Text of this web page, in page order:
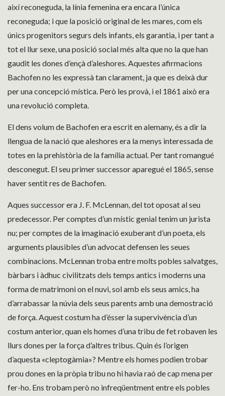
així reconeguda, la línia femenina era encara l’única
reconeguda; i que la posició original de les mares, com els
únics progenitors segurs dels infants, els garantia, i per tant a
tot el llur sexe, una posició social més alta que no la que han
gaudit les dones d’ençà d’aleshores. Aquestes afirmacions
Bachofen no les expressà tan clarament, ja que es deixà dur
per una concepció mística. Però les provà, i el 1861 això era
una revolució completa.
El dens volum de Bachofen era escrit en alemany, és a dir la
llengua de la nació que aleshores era la menys interessada de
totes en la prehistòria de la família actual. Per tant romangué
desconegut. El seu primer successor aparegué el 1865, sense
haver sentit res de Bachofen.
Aques successor era J. F. McLennan, del tot oposat al seu
predecessor. Per comptes d’un místic genial tenim un jurista
nu; per comptes de la imaginació exuberant d’un poeta, els
arguments plausibles d’un advocat defensen les seues
combinacions. McLennan troba entre molts pobles salvatges,
bàrbars i àdhuc civilitzats dels temps antics i moderns una
forma de matrimoni on el nuvi, sol amb els seus amics, ha
d’arrabassar la núvia dels seus parents amb una demostració
de força. Aquest costum ha d’ésser la supervivència d’un
costum anterior, quan els homes d’una tribu de fet robaven les
llurs dones per la força d’altres tribus. Quin és l’origen
d’aquesta «cleptogàmia»? Mentre els homes podien trobar
prou dones en la pròpia tribu no hi havia raó de cap mena per
fer-ho. Ens trobam però no infreqüentment entre els pobles